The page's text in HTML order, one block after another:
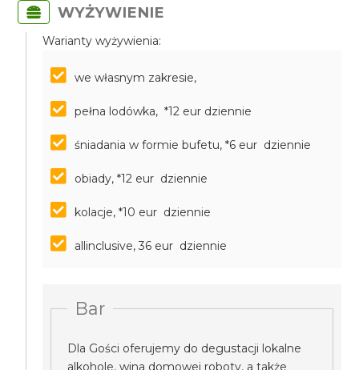
WYŻYWIENIE
Warianty wyżywienia:
we własnym zakresie,
pełna lodówka, *12 eur dziennie
śniadania w formie bufetu, *6 eur dziennie
obiady, *12 eur dziennie
kolacje, *10 eur dziennie
allinclusive, 36 eur dziennie
Bar
Dla Gości oferujemy do degustacji lokalne
alkohole, wina domowej roboty, a także